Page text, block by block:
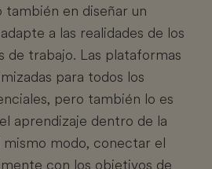
también en diseñar un
a las realidades de los
de trabajo. Las plataformas
para todos los
pero también lo es
aprendizaje dentro de la
modo, conectar el
con los objetivos de